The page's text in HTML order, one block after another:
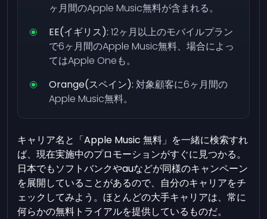
ヶ月間のApple Music無料が含まれる。
EE(イギリス): 12ヶ月以上のモバイルプラン
で6ヶ月間のApple Music無料、場合によっ
てはApple Oneも。
Orange(スペイン): 対象顧客に6ヶ月間の
Apple Music無料。
キャリア名と「Apple Music 無料」を一緒に検索すれ
ば、現在実施中のプロモーションがすぐに見つかる。
日本でもソフトバンクやauなどが同様のキャンペーン
を展開していることがあるので、自分のキャリアをチ
ェックしてみよう。ほとんどの大手キャリアは、常に
何らかの無料トライアルを提供しているものだ。